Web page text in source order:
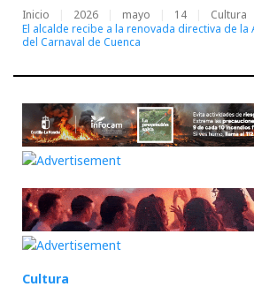
Inicio 2026 mayo 14
Cultura
El alcalde recibe a la renovada directiva de
del Carnaval de Cuenca
Cultura